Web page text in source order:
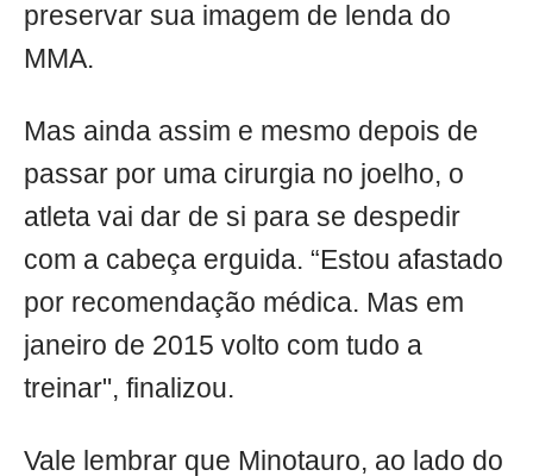
preservar sua imagem de lenda do
MMA.
Mas ainda assim e mesmo depois de
passar por uma cirurgia no joelho, o
atleta vai dar de si para se despedir
com a cabeça erguida. “Estou afastado
por recomendação médica. Mas em
janeiro de 2015 volto com tudo a
treinar", finalizou.
Vale lembrar que Minotauro, ao lado do